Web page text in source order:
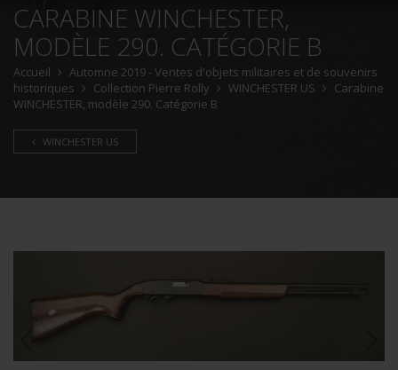
CARABINE WINCHESTER,
MODÈLE 290. CATÉGORIE B
Accueil
Automne 2019 - Ventes d'objets militaires et de souvenirs
historiques
Collection Pierre Rolly WINCHESTER US
Carabine
WINCHESTER, modèle 290. Catégorie B
WINCHESTER US